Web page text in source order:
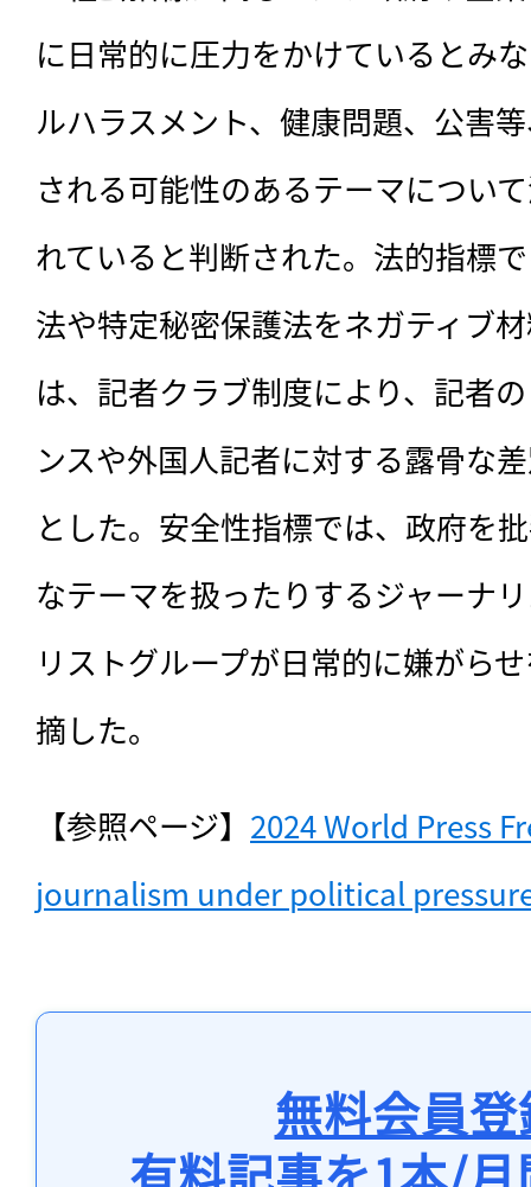
に日常的に圧力をかけているとみ
ルハラスメント、健康問題、公害
される可能性のあるテーマについ
れていると判断された。法的指標
法や特定秘密保護法をネガティブ
は、記者クラブ制度により、記者
ンスや外国人記者に対する露骨な
とした。安全性指標では、政府を
なテーマを扱ったりするジャーナ
リストグループが日常的に嫌がら
摘した。
【参照ページ】 2024 World Press
journalism under political
無料会員